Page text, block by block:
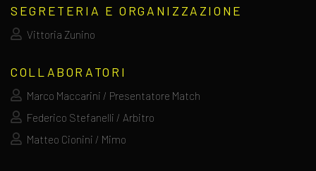
SEGRETERIA E ORGANIZZAZIONE
Vittoria Zunino
COLLABORATORI
Marco Maccarini / Presentatore Match
Federico Stefanelli / Arbitro
Matteo Cionini / Mimo